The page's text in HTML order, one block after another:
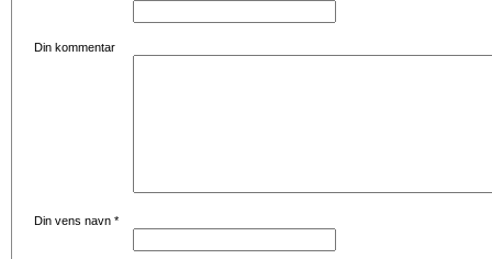
Din kommentar
Din vens navn *